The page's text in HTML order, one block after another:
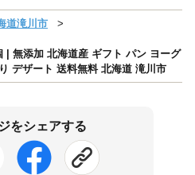
道滝川市
| 無添加 北海道産 ギフト パン ヨーグ
デザート 送料無料 北海道 滝川市
をシェアする